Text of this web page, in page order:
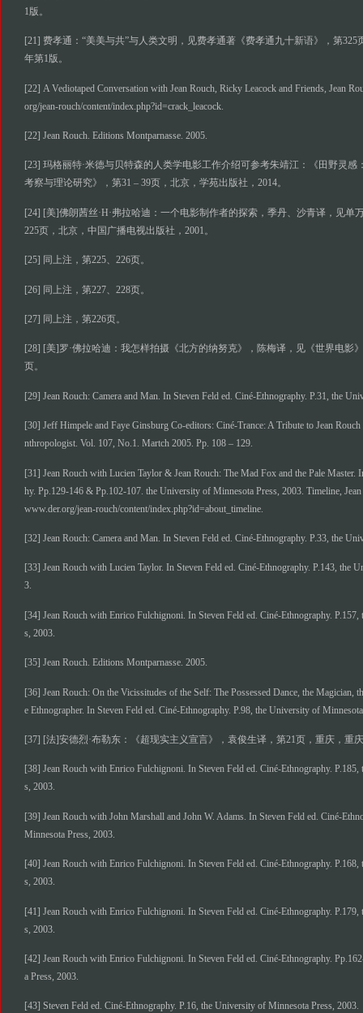
1版。
[21] 费孝通：“美美与共”与人类文明，见费孝通著《费孝通九十新语》，第325
年第1版。
[22] A Vediotaped Conversation with Jean Rouch, Ricky Leacock and Friends, Jean
org/jean-rouch/content/index.php?id=crack_leacock.
[22] Jean Rouch. Editions Montparnasse. 2005.
[23] 玛格丽特·米德与贝特森的人类学电影工作介绍可参考朱靖江：《田野灵感
考察与理论研究》，第31 – 39页，北京，学苑出版社，2014。
[24] [美]佛朗茜丝·H·弗拉哈迪：一个电影制作者的探索，季丹、沙青译，见单
225页，北京，中国广播电视出版社，2001。
[25] 同上注，第225、226页。
[26] 同上注，第227、228页。
[27] 同上注，第226页。
[28] [美]罗·佛拉哈迪：我怎样拍摄《北方的纳努克》，陈梅译，见《世界电影
页。
[29] Jean Rouch: Camera and Man. In Steven Feld ed. Ciné-Ethnography. P.31, the
[30] Jeff Himpele and Faye Ginsburg Co-editors: Ciné-Trance: A Tribute to Jean
nthropologist. Vol. 107, No.1. Martch 2005. Pp. 108 – 129.
[31] Jean Rouch with Lucien Taylor & Jean Rouch: The Mad Fox and the Pale Master.
hy. Pp.129-146 & Pp.102-107. the University of Minnesota Press, 2003. Timeline,
www.der.org/jean-rouch/content/index.php?id=about_timeline.
[32] Jean Rouch: Camera and Man. In Steven Feld ed. Ciné-Ethnography. P.33, the
[33] Jean Rouch with Lucien Taylor. In Steven Feld ed. Ciné-Ethnography. P.143, the
3.
[34] Jean Rouch with Enrico Fulchignoni. In Steven Feld ed. Ciné-Ethnography.
s, 2003.
[35] Jean Rouch. Editions Montparnasse. 2005.
[36] Jean Rouch: On the Vicissitudes of the Self: The Possessed Dance, the Magician,
e Ethnographer. In Steven Feld ed. Ciné-Ethnography. P.98, the University of
[37] [法]安德烈·布勒东：《超现实主义宣言》，袁俊生译，第21页，重庆，重
[38] Jean Rouch with Enrico Fulchignoni. In Steven Feld ed. Ciné-Ethnography.
s, 2003.
[39] Jean Rouch with John Marshall and John W. Adams. In Steven Feld ed. Ciné-
Minnesota Press, 2003.
[40] Jean Rouch with Enrico Fulchignoni. In Steven Feld ed. Ciné-Ethnography.
s, 2003.
[41] Jean Rouch with Enrico Fulchignoni. In Steven Feld ed. Ciné-Ethnography.
s, 2003.
[42] Jean Rouch with Enrico Fulchignoni. In Steven Feld ed. Ciné-Ethnography.
a Press, 2003.
[43] Steven Feld ed. Ciné-Ethnography. P.16, the University of Minnesota Press, 2003.